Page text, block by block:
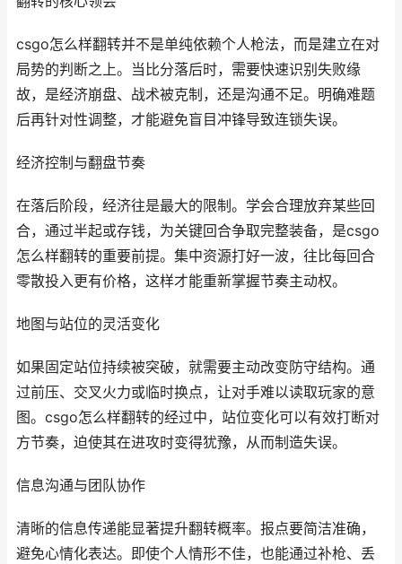
csgo怎么样翻转并不是单纯依赖个人枪法，而是建立在对
局势的判断之上。当比分落后时，需要快速识别失败缘
故，是经济崩盘、战术被克制，还是沟通不足。明确难题
后再针对性调整，才能避免盲目冲锋导致连锁失误。
经济控制与翻盘节奏
在落后阶段，经济往是最大的限制。学会合理放弃某些回
合，通过半起或存钱，为关键回合争取完整装备，是csgo
怎么样翻转的重要前提。集中资源打好一波，往比每回合
零散投入更有价格，这样才能重新掌握节奏主动权。
地图与站位的灵活变化
如果固定站位持续被突破，就需要主动改变防守结构。通
过前压、交叉火力或临时换点，让对手难以读取玩家的意
图。csgo怎么样翻转的经过中，站位变化可以有效打断对
方节奏，迫使其在进攻时变得犹豫，从而制造失误。
信息沟通与团队协作
清晰的信息传递能显著提升翻转概率。报点要简洁准确，
避免心情化表达。即使个人情形不佳，也能通过补枪、丢